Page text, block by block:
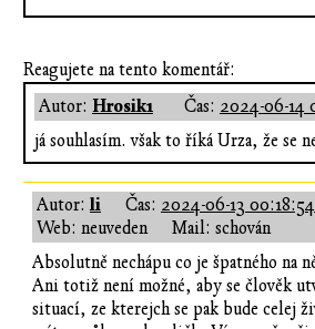
Reagujete na tento komentář:
Autor: Hrosik1 Čas: 2024-06-14
já souhlasím. však to říká Urza, že se
Autor:li Čas: 2024-06-13 00:18:54
Web: neuveden
Mail: schován
Absolutně nechápu co je špatného na
Ani totiž není možné, aby se člověk
situací, ze kterejch se pak bude celej